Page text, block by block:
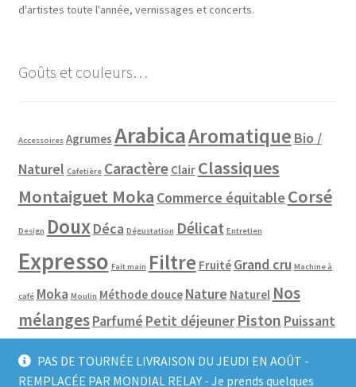
PAS DE TOURNÉE LIVRAISON DU JEUDI EN AOÛT -
REMPLACÉE PAR MONDIAL RELAY - Je prends quelques
d'artistes toute l'année, vernissages et concerts.
Goûts et couleurs…
Accessoires Agrumes ArabicaAromatique Bio /
Naturel Cafetière Caractère Clair Classiques
Montaiguet Moka Commerce équitable Corsé
Design DouxDéca Dégustation Délicat Entretien
Expresso Fait main Filtre Fruité Grand cru Machine à
café Moka Moulin Méthode douce Nature Naturel Nos
mélangesParfumé Petit déjeuner Piston Puissant
Pure origine Slow coffee